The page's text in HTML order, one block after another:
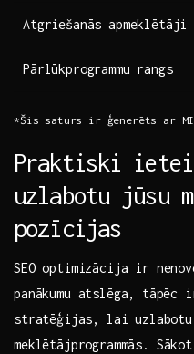
Atgriešanās apmeklētāji
Pārlūkprogrammu rangs
*Šis saturs‍ ir ģenerēts ar
Praktiski
uzlabotu jūsu
pozīcijas
SEO ​optimizācija ir
panākumu atslēga,⁣
stratēģijas, lai uzlabotu⁤
meklētājprogrammās.